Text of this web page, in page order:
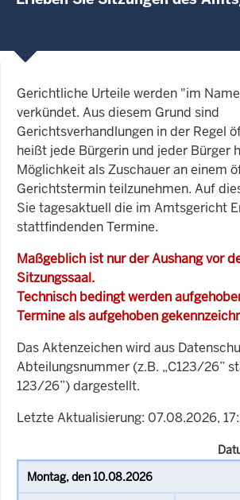
Gerichtliche Urteile werden "im
verkündet. Aus diesem Grund sind
Gerichtsverhandlungen in der Regel
heißt jede Bürgerin und jeder Bürger
Möglichkeit als Zuschauer an einem
Gerichtstermin teilzunehmen. Auf
Sie tagesaktuell die im Amtsgericht
stattfindenden Termine.
Maßgeblich ist nur der Aushang vor
Sitzungssaal.
Technisch bedingt werden
Termine als aufgehoben
Das Aktenzeichen wird aus
Abteilungsnummer (z.B. „C123/26”
123/26”) dargestellt.
Letzte Aktualisierung: 07.08.2026,